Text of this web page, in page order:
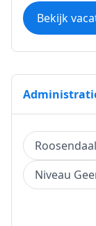
Bekijk
Roosendaal
Niveau